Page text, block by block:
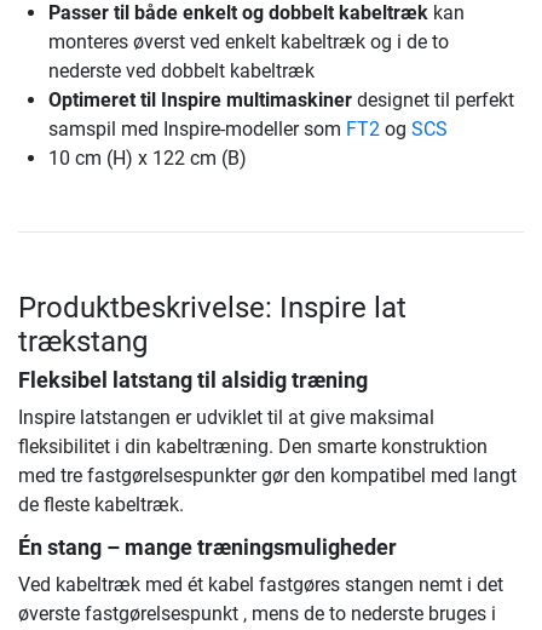
Passer til både enkelt og dobbelt kabeltræk kan
monteres øverst ved enkelt kabeltræk og i de to
nederste ved dobbelt kabeltræk
Optimeret til Inspire multimaskiner designet til perfekt
samspil med Inspire-modeller som FT2 og SCS
10 cm (H) x 122 cm (B)
Produktbeskrivelse: Inspire lat
trækstang
Fleksibel latstang til alsidig træning
Inspire latstangen er udviklet til at give maksimal
fleksibilitet i din kabeltræning. Den smarte konstruktion
med tre fastgørelsespunkter gør den kompatibel med langt
de fleste kabeltræk.
Én stang – mange træningsmuligheder
Ved kabeltræk med ét kabel fastgøres stangen nemt i det
øverste fastgørelsespunkt , mens de to nederste bruges i